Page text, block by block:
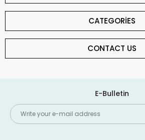
CATEGORİES
CONTACT US
E-Bulletin